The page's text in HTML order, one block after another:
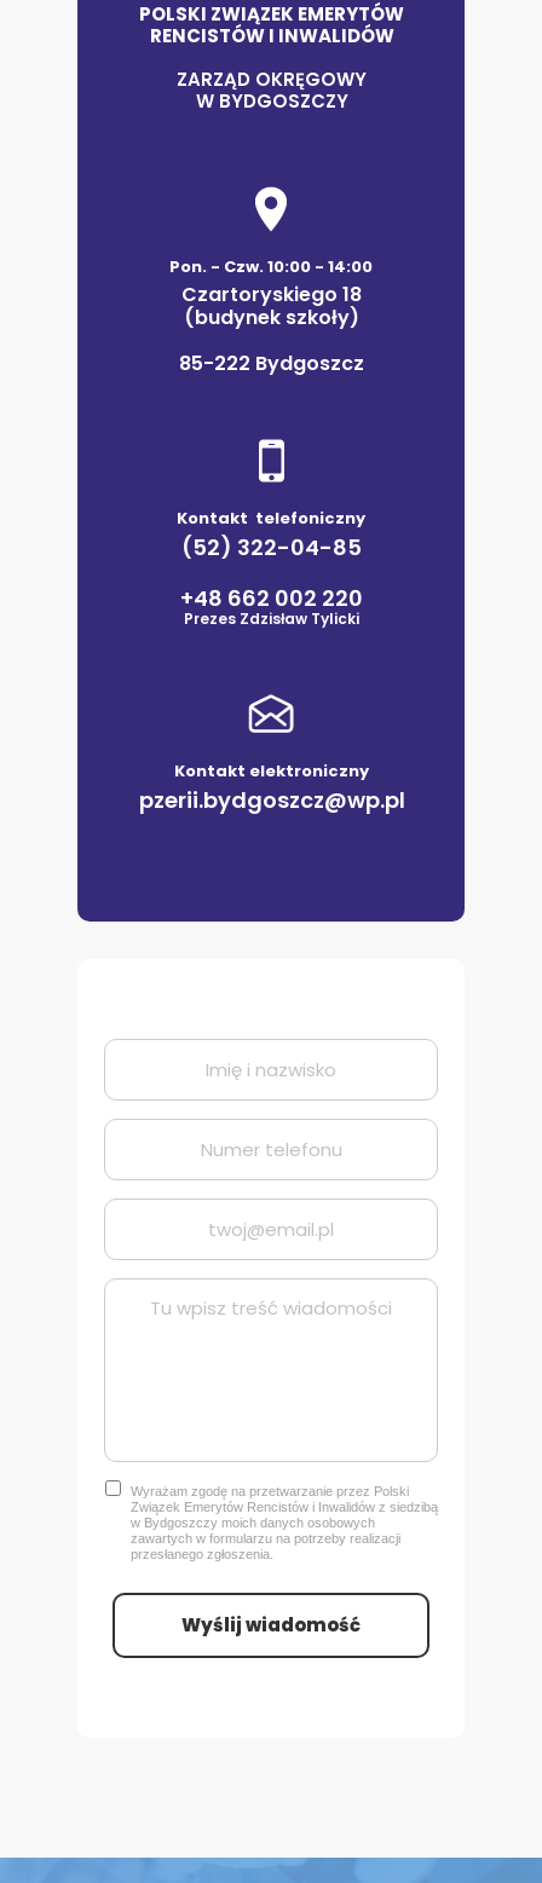
POLSKI ZWIĄZEK EMERYTÓW
RENCISTÓW I INWALIDÓW
ZARZĄD OKRĘGOWY
W BYDGOSZCZY
Kontakt elektroniczny
pzerii.bydgoszcz@wp.pl
Kontakt telefoniczny
(52) 322-04-85
+48 662 002 220
Prezes Zdzisław Tylicki
Pon. - Czw. 10:00 - 14:00
Czartoryskiego 18
(budynek szkoły)
85-222 Bydgoszcz
Wyrażam zgodę na przetwarzanie przez Polski
Związek Emerytów Rencistów i Inwalidów z siedzibą
w Bydgoszczy moich danych osobowych
zawartych w formularzu na potrzeby realizacji
przesłanego zgłoszenia.
Wyślij wiadomość